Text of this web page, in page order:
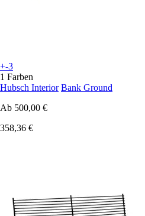
+-3
1 Farben
Hubsch Interior Bank Ground
Ab 500,00 €
358,36 €